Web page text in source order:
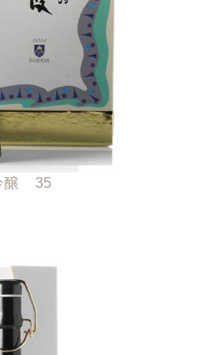
醸 35